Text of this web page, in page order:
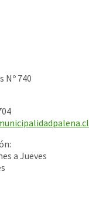
Nº 740
a Jueves